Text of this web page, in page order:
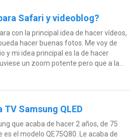
Safari y videoblog?
con la principal idea de hacer vídeos,
hacer buenas fotos. Me voy de
y mi idea principal es la de hacer
un zoom potente pero que a la...
Samsung QLED
que acaba de hacer 2 años, de 75
el modelo QE75Q80. Le acaba de